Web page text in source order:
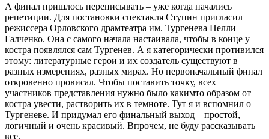
А финал пришлось переписывать – уже когда начались
репетиции. Для постановки спектакля Ступин пригласил
режиссера Орловского драмтеатра им. Тургенева Нелли
Галченко. Она с самого начала настаивала, чтобы в конце у
костра появлялся сам Тургенев. А я категорически противился
этому: литературные герои и их создатель существуют в
разных измерениях, разных мирах. Но первоначальный финал
откровенно провисал. Чтобы поставить точку, всех
участников представления нужно было каким­то образом от
костра увести, растворить их в темноте. Тут я и вспомнил о
Тургеневе. И придумал его финальный выход – простой,
логичный и очень красивый. Впрочем, не буду рассказывать
все.